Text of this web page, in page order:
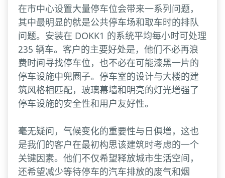
在市中心设置大量停车位会带来一系列问题，
其中最明显的就是公共停车场和取车时的排队
问题。安装在 DOKK1 的系统平均每小时可处理
235 辆车。客户的主要好处是，他们不必再浪
费时间寻找停车位，也不必在可能漆黑一片的
停车设施中兜圈子。停车室的设计与大楼的建
筑风格相匹配，玻璃幕墙和明亮的灯光增强了
停车设施的安全性和用户友好性。
毫无疑问，气候变化的重要性与日俱增，这也
是我们的客户在最初构思该建筑时考虑的一个
关键因素。他们不仅希望释放城市生活空间，
还希望减少等待停车的汽车排放的废气和烟